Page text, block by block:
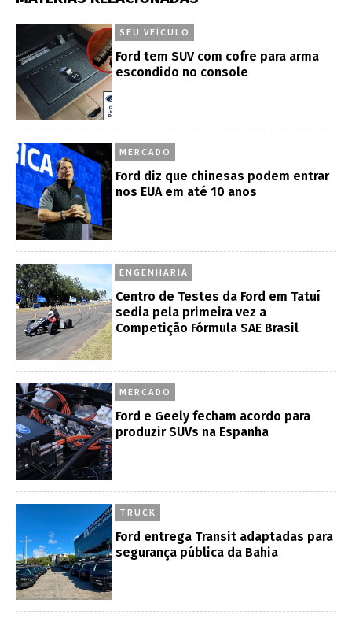
SEU VEÍCULO
Ford tem SUV com cofre para arma
escondido no console
MERCADO
Ford diz que chinesas podem entrar
nos EUA em até 10 anos
ENGENHARIA
Centro de Testes da Ford em Tatuí
sedia pela primeira vez a
Competição Fórmula SAE Brasil
MERCADO
Ford e Geely fecham acordo para
produzir SUVs na Espanha
TRUCK
Ford entrega Transit adaptadas para
segurança pública da Bahia